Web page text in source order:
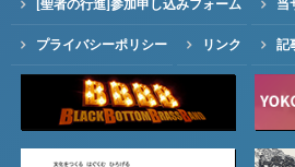
[聖者の行進]参加申し込みフォーム 当
プライバシーポリシー リンク 記